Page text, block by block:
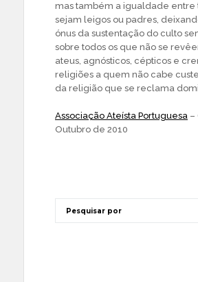
mas também a igualdade entre
sejam leigos ou padres,
ónus da sustentação do culto
sobre todos os que não se
ateus, agnósticos, cépticos e
religiões a quem não cabe
da religião que se reclama
Associação Ateísta Portuguesa –
Outubro de 2010